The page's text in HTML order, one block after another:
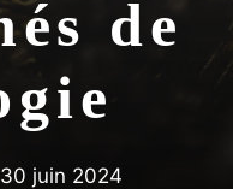
de
30 juin 2024